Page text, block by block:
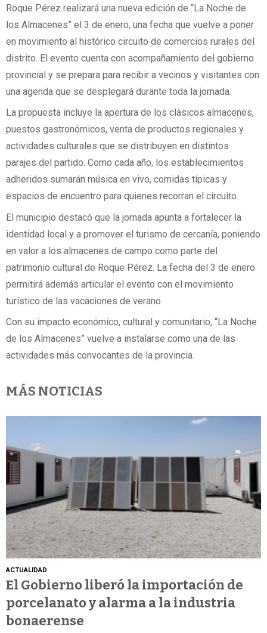
Roque Pérez realizará una nueva edición de “La Noche de
los Almacenes” el 3 de enero, una fecha que vuelve a poner
en movimiento al histórico circuito de comercios rurales del
distrito. El evento cuenta con acompañamiento del gobierno
provincial y se prepara para recibir a vecinos y visitantes con
una agenda que se desplegará durante toda la jornada.
La propuesta incluye la apertura de los clásicos almacenes,
puestos gastronómicos, venta de productos regionales y
actividades culturales que se distribuyen en distintos
parajes del partido. Como cada año, los establecimientos
adheridos sumarán música en vivo, comidas típicas y
espacios de encuentro para quienes recorran el circuito.
El municipio destacó que la jornada apunta a fortalecer la
identidad local y a promover el turismo de cercanía, poniendo
en valor a los almacenes de campo como parte del
patrimonio cultural de Roque Pérez. La fecha del 3 de enero
permitirá además articular el evento con el movimiento
turístico de las vacaciones de verano.
Con su impacto económico, cultural y comunitario, “La Noche
de los Almacenes” vuelve a instalarse como una de las
actividades más convocantes de la provincia.
MÁS NOTICIAS
ACTUALIDAD
El Gobierno liberó la importación de
porcelanato y alarma a la industria
bonaerense